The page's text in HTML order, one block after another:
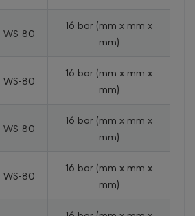
16 bar (mm x mm x
mm)
WS-80
16 bar (mm x mm x
mm)
WS-80
16 bar (mm x mm x
mm)
WS-80
16 bar (mm x mm x
mm)
WS-80